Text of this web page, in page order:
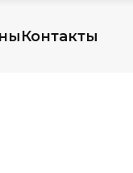
Контакты